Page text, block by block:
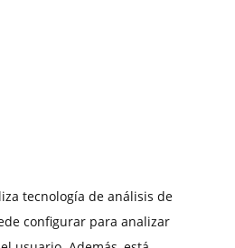
tecnología de análisis de
configurar para analizar